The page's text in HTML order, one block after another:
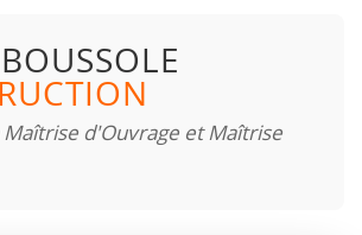
d'Ouvrage et Maîtrise